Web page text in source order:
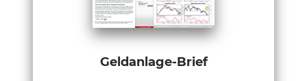
Geldanlage-Brief